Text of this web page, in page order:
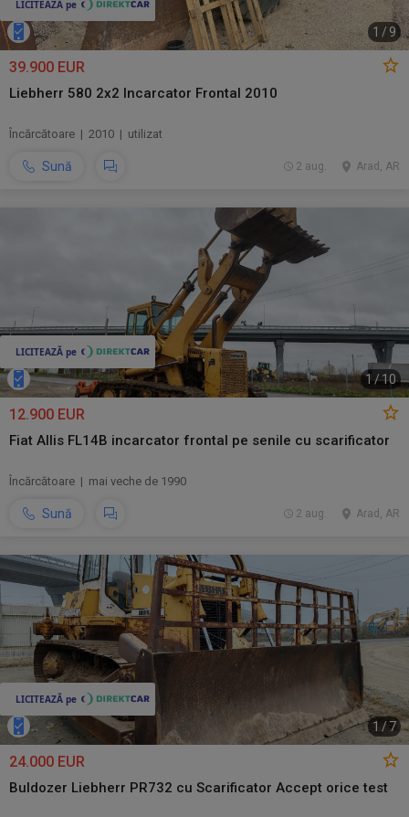
1 /9
39.900 EUR
Liebherr 580 2x2 Incarcator Frontal 2010
Încărcătoare | 2010 | utilizat
Sună Arad, AR
2 aug.
1/10
12.900 EUR
Fiat Allis FL14B incarcator frontal pe senile cu scarificator
Încărcătoare | mai veche de 1990
Sună Arad, AR
2 aug.
1 /7
24.000 EUR
Buldozer Liebherr PR732 cu Scarificator Accept orice test